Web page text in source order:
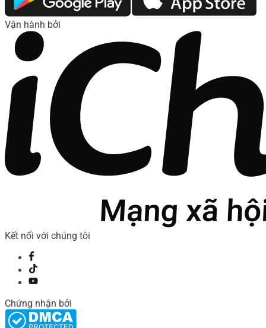
Vận hành bởi
Kết nối với chúng tôi
Chứng nhận bởi